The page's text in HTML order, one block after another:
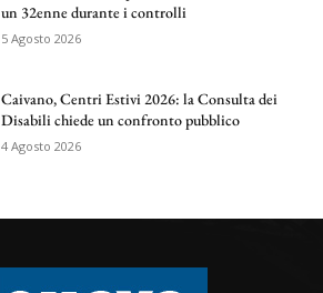
un 32enne durante i controlli
5 Agosto 2026
Caivano, Centri Estivi 2026: la Consulta dei
Disabili chiede un confronto pubblico
4 Agosto 2026